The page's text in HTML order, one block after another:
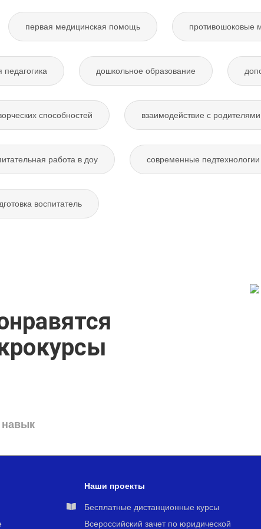
первая медицинская помощь противошоковые
дошкольное образование
способностей взаимодействие с родителями
работа в доу современные
воспитатель
навык
Наши проекты
Бесплатные дистанционные курсы
Всероссийский зачет по юридической